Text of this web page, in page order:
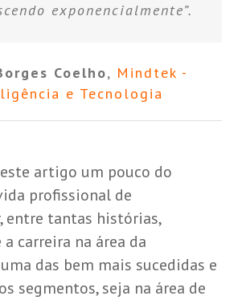
exponencialmente”.
Coelho, Mindtek -
e Tecnologia
artigo um pouco do
profissional de
entre tantas histórias,
carreira na área da
das bem mais sucedidas e
segmentos, seja na área de